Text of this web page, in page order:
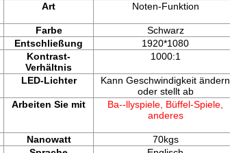
Art Noten-Funktion
Farbe
Schwarz
Entschließung
1920*1080
Kontrast-
Verhältnis
1000:1
LED-Lichter
Kann Geschwindigkeit ändern
oder stellt ab
Arbeiten Sie mit Ba--llyspiele, Büffel-Spiele,
anderes
Nanowatt
70kgs